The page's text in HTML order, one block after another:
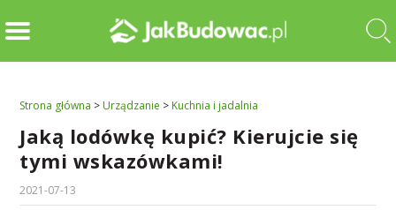
Strona główna >Urządzanie >Kuchnia i jadalnia
Jaką lodówkę kupić? Kierujcie się
tymi wskazówkami!
2021-07-13